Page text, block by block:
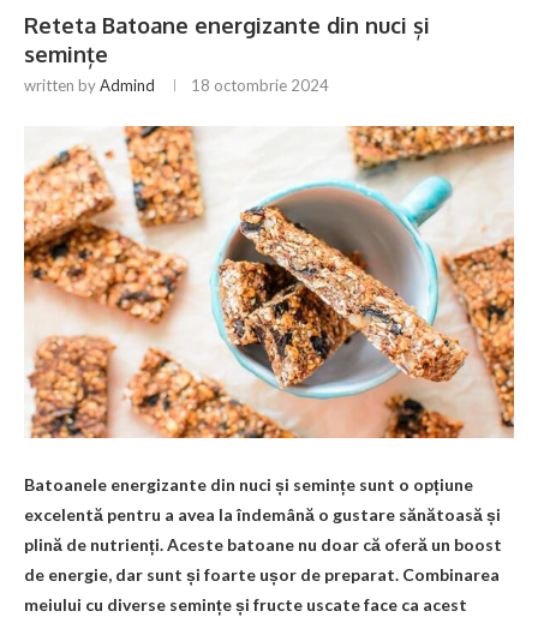
Reteta Batoane energizante din nuci și
semințe
written byAdmind 18 octombrie 2024
Batoanele energizante din nuci și semințe sunt o opțiune
excelentă pentru a avea la îndemână o gustare sănătoasă și
plină de nutrienți. Aceste batoane nu doar că oferă un boost
de energie, dar sunt și foarte ușor de preparat. Combinarea
meiului cu diverse semințe și fructe uscate face ca acest